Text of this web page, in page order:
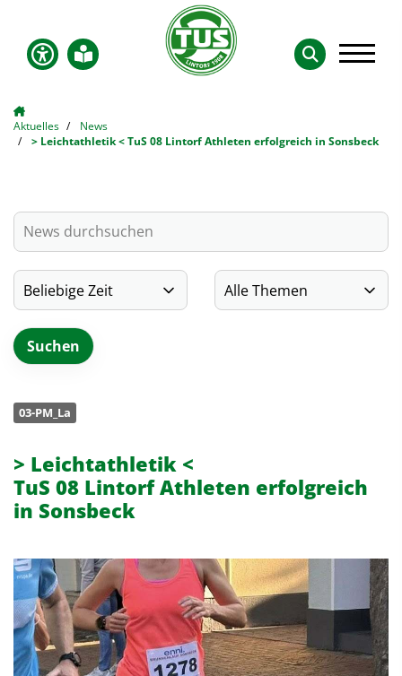
Aktuelles
News
> Leichtathletik < TuS 08 Lintorf Athleten erfolgreich in Sonsbeck
03-PM_La
> Leichtathletik <
TuS 08 Lintorf Athleten erfolgreich
in Sonsbeck